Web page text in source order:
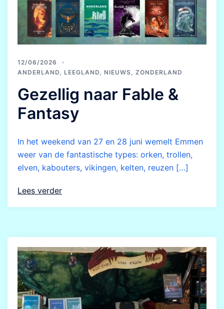
12/06/2026
ANDERLAND
LEEGLAND NIEUWS ZONDERLAND
Gezellig naar Fable &
Fantasy
In het weekend van 27 en 28 juni wemelt Emmen
weer van de fantastische types: orken, trollen,
elven, kabouters, vikingen, kelten, reuzen […]
Lees verder